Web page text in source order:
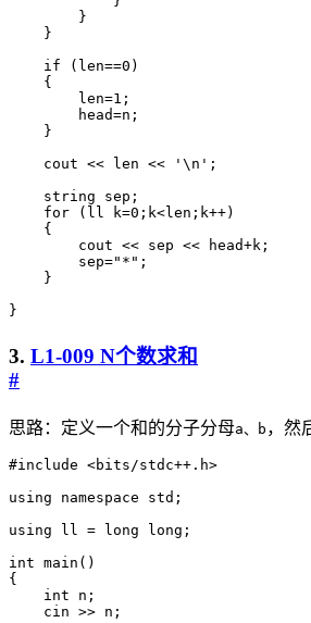
}
}
if
( len==0 )
{
len=1 ;
head=n ;
}
cout << len << '\n' ;
string
sep ;
for
( ll k=0 ; k<len ; k++)
{
cout << sep << head+k ;
sep="*" ;
}
}
3. L1-009 N个数求和
#
思路：定义一个和的分子分母a、b ，然
#include <bits/stdc++.h>
using
namespace std ;
using
ll = long long ;
int main ()
{
int
n ;
cin >> n ;